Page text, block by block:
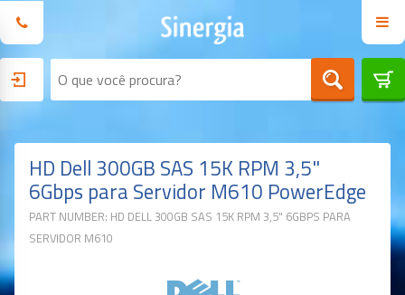
HD Dell 300GB SAS 15K RPM 3,5"
6Gbps para Servidor M610 PowerEdge
PART NUMBER: HD DELL 300GB SAS 15K RPM 3,5" 6GBPS PARA
SERVIDOR M610